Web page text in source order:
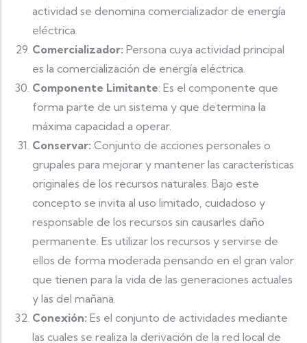
actividad se denomina comercializador de energía
eléctrica.
Comercializador: Persona cuya actividad principal
es la comercialización de energía eléctrica.
Componente Limitante: Es el componente que
forma parte de un sistema y que determina la
máxima capacidad a operar.
Conservar: Conjunto de acciones personales o
grupales para mejorar y mantener las características
originales de los recursos naturales. Bajo este
concepto se invita al uso limitado, cuidadoso y
responsable de los recursos sin causarles daño
permanente. Es utilizar los recursos y servirse de
ellos de forma moderada pensando en el gran valor
que tienen para la vida de las generaciones actuales
y las del mañana.
Conexión: Es el conjunto de actividades mediante
las cuales se realiza la derivación de la red local de